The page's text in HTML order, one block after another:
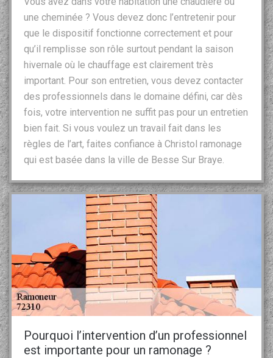
une cheminée ? Vous devez donc l’entretenir pour
que le dispositif fonctionne correctement et pour
qu’il remplisse son rôle surtout pendant la saison
hivernale où le chauffage est clairement très
important. Pour son entretien, vous devez contacter
des professionnels dans le domaine défini, car dès
fois, votre intervention ne suffit pas pour un entretien
bien fait. Si vous voulez un travail fait dans les
règles de l’art, faites confiance à Christol ramonage
qui est basée dans la ville de Besse Sur Braye.
Pourquoi l’intervention d’un professionnel
est importante pour un ramonage ?